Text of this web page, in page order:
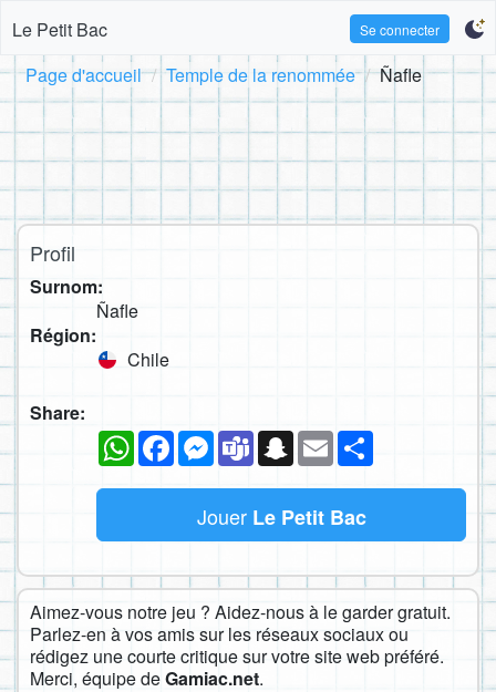
Le Petit Bac Se connecter
Page d'accueil Temple de la renommée Ñafle
Profil
Surnom:
Ñafle
Région:
Chile
Share:
WhatsAppFacebookMessenger
TeamsSnapchat
Email
Jouer Le Petit Bac
Aimez-vous notre jeu ? Aidez-nous à le garder gratuit.
Parlez-en à vos amis sur les réseaux sociaux ou
rédigez une courte critique sur votre site web préféré.
Merci, équipe deGamiac.net.